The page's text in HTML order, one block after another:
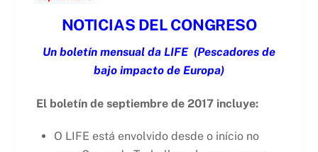
NOTICIAS DEL CONGRESO
Un boletín mensual da LIFE (Pescadores de
bajo impacto de Europa)
El boletín de septiembre de 2017 incluye:
O LIFE está envolvido desde o início no